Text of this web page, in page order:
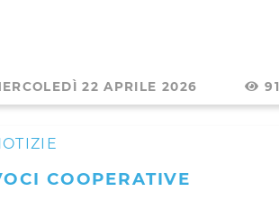
22 APRILE 2026 91
COOPERATIVE